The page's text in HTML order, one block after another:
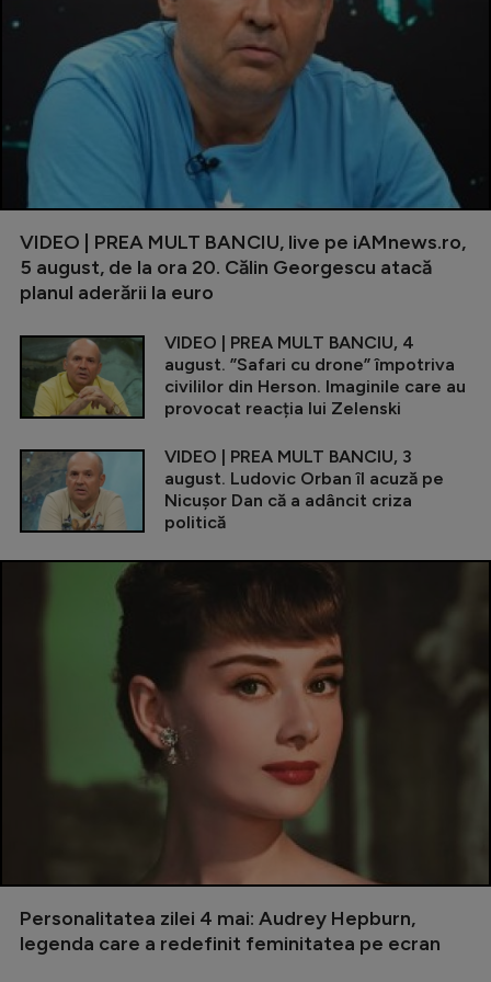
VIDEO | PREA MULT BANCIU, live pe iAMnews.ro,
5 august, de la ora 20. Călin Georgescu atacă
planul aderării la euro
VIDEO | PREA MULT BANCIU, 4
august. ”Safari cu drone” împotriva
civililor din Herson. Imaginile care au
provocat reacția lui Zelenski
VIDEO | PREA MULT BANCIU, 3
august. Ludovic Orban îl acuză pe
Nicușor Dan că a adâncit criza
politică
Personalitatea zilei 4 mai: Audrey Hepburn,
legenda care a redefinit feminitatea pe ecran